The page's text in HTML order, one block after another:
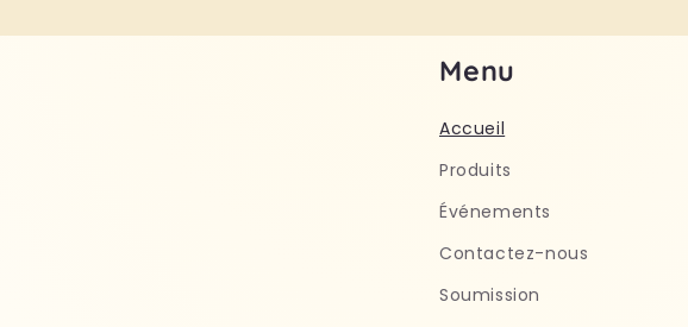
Menu
Accueil
Produits
Événements
Contactez-nous
Soumission